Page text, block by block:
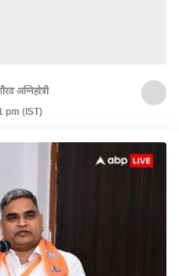
अग्निहोत्री
pm (IST)